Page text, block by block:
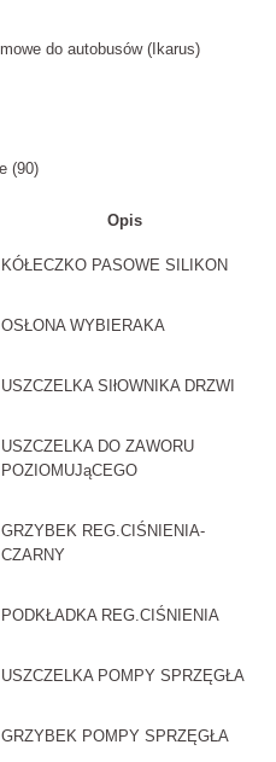
do autobusów (Ikarus)
(90)
Opis
KÓŁECZKO PASOWE SILIKON
OSŁONA WYBIERAKA
USZCZELKA SIłOWNIKA DRZWI
USZCZELKA DO ZAWORU
POZIOMUJąCEGO
GRZYBEK REG.CIŚNIENIA-
CZARNY
PODKŁADKA REG.CIŚNIENIA
USZCZELKA POMPY SPRZĘGŁA
GRZYBEK POMPY SPRZĘGŁA